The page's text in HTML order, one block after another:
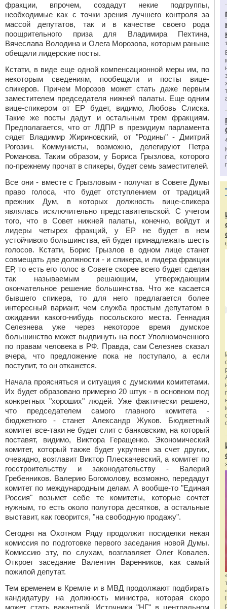
фракции, впрочем, создадут некие подгруппы,
необходимые как с точки зрения лучшего контроля за
массой депутатов, так и в качестве своего рода
поощрительного приза для Владимира Пехтина,
Вячеслава Володина и Олега Морозова, которым раньше
обещали лидерские посты.
Кстати, в виде еще одной компенсационной меры им, по
некоторым сведениям, пообещали и посты вице-
спикеров. Причем Морозов может стать даже первым
заместителем председателя нижней палаты. Еще одним
вице-спикером от ЕР будет, видимо, Любовь Слиска.
Такие же посты дадут и остальным трем фракциям.
Предполагается, что от ЛДПР в президиум парламента
сядет Владимир Жириновский, от "Родины" - Дмитрий
Рогозин. Коммунисты, возможно, делегируют Петра
Романова. Таким образом, у Бориса Грызлова, которого
по-прежнему прочат в спикеры, будет семь заместителей.
Все они - вместе с Грызловым - получат в Совете Думы
право голоса, что будет отступлением от традиций
прежних Дум, в которых должность вице-спикера
являлась исключительно представительской. С учетом
того, что в Совет нижней палаты, конечно, войдут и
лидеры четырех фракций, у ЕР не будет в нем
устойчивого большинства, ей будет принадлежать шесть
голосов. Кстати, Борис Грызлов в одном лице станет
совмещать две должности - и спикера, и лидера фракции
ЕР, то есть его голос в Совете скорее всего будет сделан
так называемым решающим, утверждающим
окончательное решение большинства. Что же касается
бывшего спикера, то для него предлагается более
интересный вариант, чем служба простым депутатом в
ожидании какого-нибудь посольского места. Геннадия
Селезнева уже через некоторое время думское
большинство может выдвинуть на пост Уполномоченного
по правам человека в РФ. Правда, сам Селезнев сказал
вчера, что предложение пока не поступало, а если
поступит, то он откажется.
Начала проясняться и ситуация с думскими комитетами.
Их будет образовано примерно 20 штук - в основном под
конкретных "хороших" людей. Уже фактически решено,
что председателем самого главного комитета -
бюджетного - станет Александр Жуков. Бюджетный
комитет все-таки не будет слит с банковским, на который
поставят, видимо, Виктора Геращенко. Экономический
комитет, который также будет укрупнен за счет других,
очевидно, возглавит Виктор Плескачевский, а комитет по
госстроительству и законодательству - Валерий
Гребенников. Валерию Богомолову, возможно, передадут
комитет по международным делам. А вообще-то "Единая
Россия" возьмет себе те комитеты, которые сочтет
нужным, то есть около полутора десятков, а остальные
выставит, как говорится, "на свободную продажу".
Сегодня на Охотном Ряду продолжит посиделки некая
комиссия по подготовке первого заседания новой Думы.
Комиссию эту, по слухам, возглавляет Олег Ковалев.
Откроет заседание Валентин Варенников, как самый
пожилой депутат.
Тем временем в Кремле и в МВД продолжают подбирать
кандидатуру на должность министра, которая скоро
может стать вакантной. Источники "НГ" в центральном